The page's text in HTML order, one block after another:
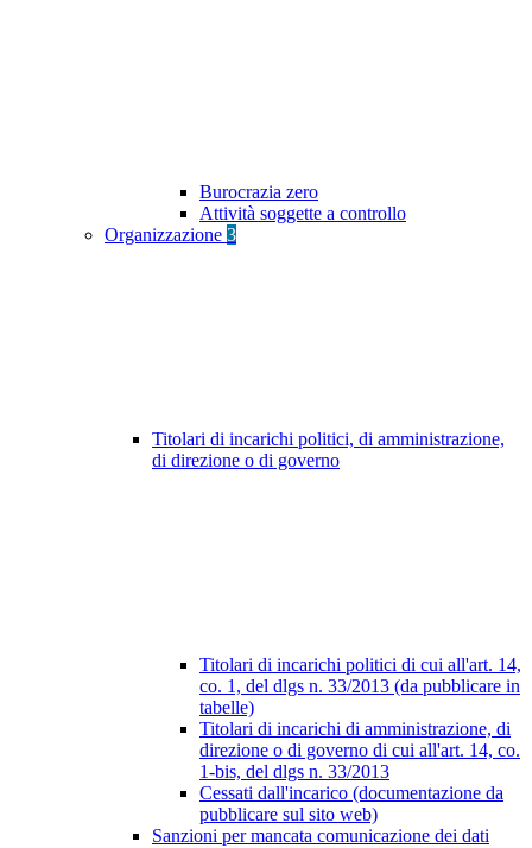
Burocrazia zero
Attività soggette a controllo
Organizzazione 3
Titolari di incarichi politici, di amministrazione,
di direzione o di governo
Titolari di incarichi politici di cui all'art. 14,
co. 1, del dlgs n. 33/2013 (da pubblicare in
tabelle)
Titolari di incarichi di amministrazione, di
direzione o di governo di cui all'art. 14, co.
1-bis, del dlgs n. 33/2013
Cessati dall'incarico (documentazione da
pubblicare sul sito web)
Sanzioni per mancata comunicazione dei dati